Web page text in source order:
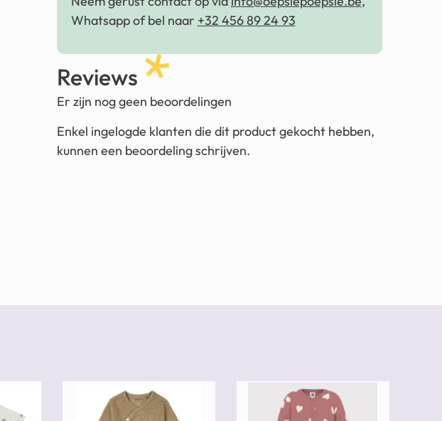
Whatsapp of bel naar +32 456 89 24 93
Reviews
Er zijn nog geen beoordelingen
Enkel ingelogde klanten die dit product gekocht hebben,
kunnen een beoordeling schrijven.